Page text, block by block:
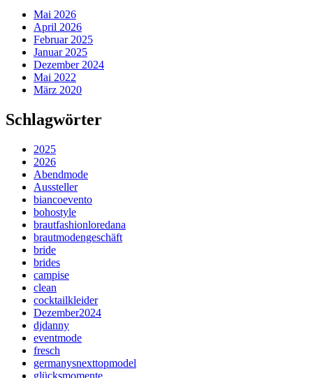
Mai 2026
April 2026
Februar 2025
Januar 2025
Dezember 2024
Mai 2022
März 2020
Schlagwörter
2025
2026
Abendmode
Aussteller
biancoevento
bohostyle
brautfashionloredana
brautmodengeschäft
bride
brides
campise
clean
cocktailkleider
Dezember2024
djdanny
eventmode
fresch
germanysnexttopmodel
glücksmomente